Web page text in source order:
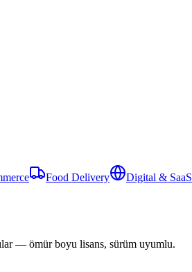
Food Delivery Digital & SaaS
— ömür boyu lisans, sürüm uyumlu.